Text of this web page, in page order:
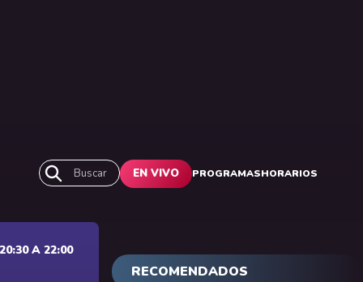
Buscar EN VIVO PROGRAMASHORARIOS
A 22:00
RECOMENDADOS